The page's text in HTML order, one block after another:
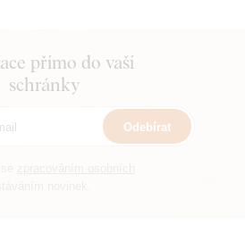
přímo do vaší
schránky
Odebírat